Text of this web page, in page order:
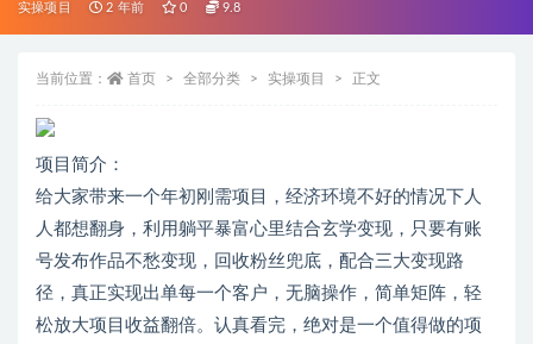
实操项目 2 年前 0 9.8
当前位置： 首页 全部分类 实操项目 正文
项目简介：
给大家带来一个年初刚需项目，经济环境不好的情况下人
人都想翻身，利用躺平暴富心里结合玄学变现，只要有账
号发布作品不愁变现，回收粉丝兜底，配合三大变现路
径，真正实现出单每一个客户，无脑操作，简单矩阵，轻
松放大项目收益翻倍。认真看完，绝对是一个值得做的项